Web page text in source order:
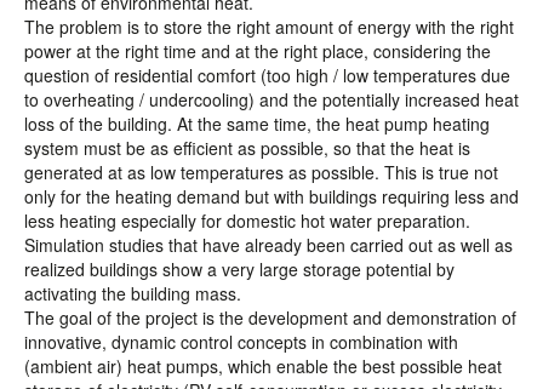
The problem is to store the right amount of energy with the right
power at the right time and at the right place, considering the
question of residential comfort (too high / low temperatures due
to overheating / undercooling) and the potentially increased heat
loss of the building. At the same time, the heat pump heating
system must be as efficient as possible, so that the heat is
generated at as low temperatures as possible. This is true not
only for the heating demand but with buildings requiring less and
less heating especially for domestic hot water preparation.
Simulation studies that have already been carried out as well as
realized buildings show a very large storage potential by
activating the building mass.
The goal of the project is the development and demonstration of
innovative, dynamic control concepts in combination with
(ambient air) heat pumps, which enable the best possible heat